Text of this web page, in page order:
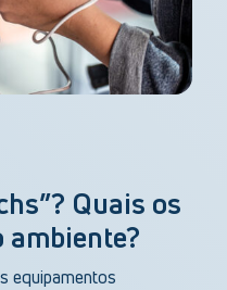
Quais os
ambiente?
equipamentos